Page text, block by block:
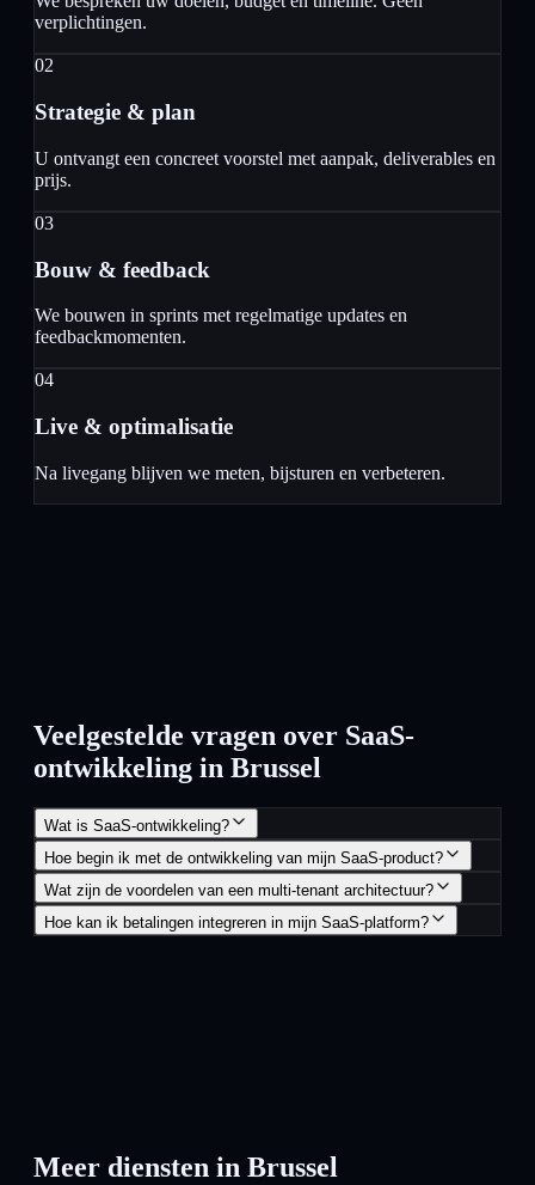
verplichtingen.
02
Strategie & plan
U ontvangt een concreet voorstel met aanpak, deliverables en
prijs.
03
Bouw & feedback
We bouwen in sprints met regelmatige updates en
feedbackmomenten.
04
Live & optimalisatie
Na livegang blijven we meten, bijsturen en verbeteren.
Veelgestelde vragen over SaaS-
ontwikkeling in Brussel
Wat is SaaS-ontwikkeling?
Hoe begin ik met de ontwikkeling van mijn SaaS-product?
Wat zijn de voordelen van een multi-tenant architectuur?
Hoe kan ik betalingen integreren in mijn SaaS-platform?
Meer diensten in Brussel